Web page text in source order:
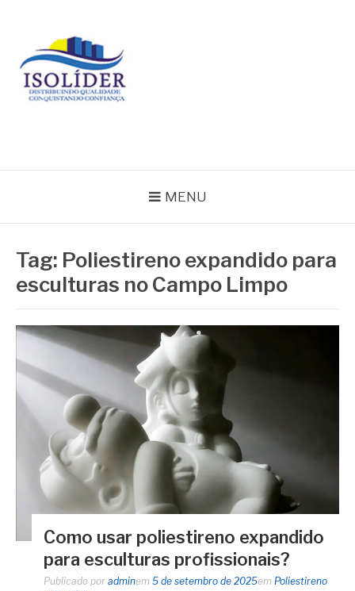
conteúdo
MENU
Tag: Poliestireno expandido para
esculturas no Campo Limpo
Como usar poliestireno expandido
para esculturas profissionais?
Publicado por adminem 5 de setembro de 2025em Poliestireno